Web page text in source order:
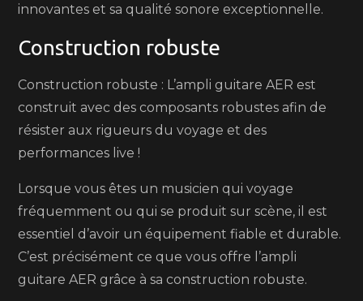
innovantes et sa qualité sonore exceptionnelle.
Construction robuste
Construction robuste : L’ampli guitare AER est
construit avec des composants robustes afin de
résister aux rigueurs du voyage et des
performances live !
Lorsque vous êtes un musicien qui voyage
fréquemment ou qui se produit sur scène, il est
essentiel d’avoir un équipement fiable et durable.
C’est précisément ce que vous offre l’ampli
guitare AER grâce à sa construction robuste.